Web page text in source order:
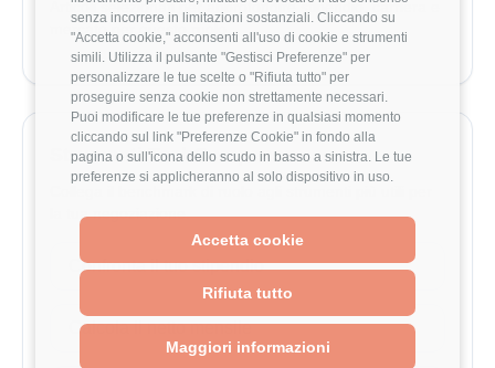
senza incorrere in limitazioni sostanziali. Cliccando su
"Accetta cookie," acconsenti all'uso di cookie e strumenti
simili. Utilizza il pulsante "Gestisci Preferenze" per
personalizzare le tue scelte o "Rifiuta tutto" per
proseguire senza cookie non strettamente necessari.
Puoi modificare le tue preferenze in qualsiasi momento
cliccando sul link "Preferenze Cookie" in fondo alla
pagina o sull'icona dello scudo in basso a sinistra. Le tue
preferenze si applicheranno al solo dispositivo in uso.
Accetta cookie
Rifiuta tutto
Maggiori informazioni
Articoli selezionati per approfondire stipendio, carriera e
mercato per questo ruolo.
Strumenti TechCompenso
la tua negoziazione.
Confronta il tuo stipendio
Calcola il netto mensile